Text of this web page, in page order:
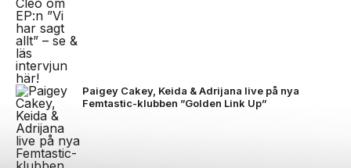
Paigey Cakey, Keida & Adrijana live på nya
Femtastic-klubben ”Golden Link Up”